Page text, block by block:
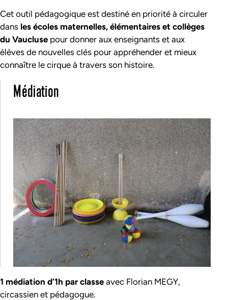
Cet outil pédagogique est destiné en priorité à circuler
dans les écoles maternelles, élémentaires et collèges
du Vaucluse pour donner aux enseignants et aux
élèves de nouvelles clés pour appréhender et mieux
connaître le cirque à travers son histoire.
Médiation
1 médiation d’1h par classe avec Florian MEGY,
circassien et pédagogue.